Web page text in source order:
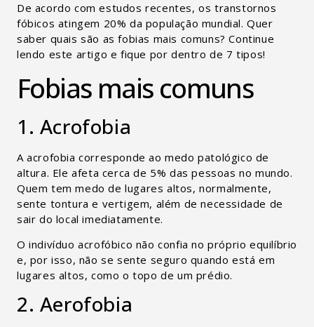
De acordo com estudos recentes, os transtornos
fóbicos atingem 20% da população mundial. Quer
saber quais são as fobias mais comuns? Continue
lendo este artigo e fique por dentro de 7 tipos!
Fobias mais comuns
1. Acrofobia
A acrofobia corresponde ao medo patológico de
altura. Ele afeta cerca de 5% das pessoas no mundo.
Quem tem medo de lugares altos, normalmente,
sente tontura e vertigem, além de necessidade de
sair do local imediatamente.
O indivíduo acrofóbico não confia no próprio equilíbrio
e, por isso, não se sente seguro quando está em
lugares altos, como o topo de um prédio.
2. Aerofobia